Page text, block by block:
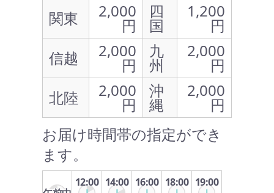
関東
2,000
円
四
国
1,200
円
信越
2,000
円
九
州
2,000
円
北陸
2,000
円
沖
縄
2,000
円
お届け時間帯の指定ができ
ます。
12:00 14:00 16:00 18:00 19:00